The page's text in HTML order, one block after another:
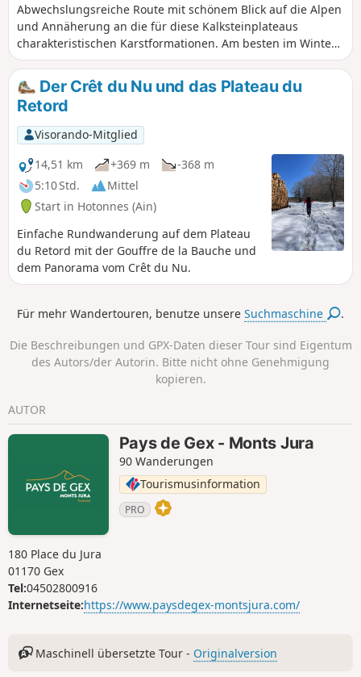
Abwechslungsreiche Route mit schönem Blick auf die Alpen
und Annäherung an die für diese Kalksteinplateaus
charakteristischen Karstformationen. Am besten im Winter
zu begehen, wenn die Stacheldrahtzäune entfernt sind. Bei
ausreichender Schneelage kann die Strecke problemlos mit
Schneeschuhen zurückgelegt werden.
Der Crêt du Nu und das Plateau du
Retord
Visorando-Mitglied
14,51 km
+369 m
-368 m
5:10 Std.
Mittel
Start in Hotonnes (Ain)
Einfache Rundwanderung auf dem Plateau
du Retord mit der Gouffre de la Bauche und
dem Panorama vom Crêt du Nu.
Für mehr Wandertouren, benutze unsereSuchmaschine .
Die Beschreibungen und GPX-Daten dieser Tour sind Eigentum
des Autors/der Autorin. Bitte nicht ohne Genehmigung
kopieren.
AUTOR
Pays de Gex - Monts Jura
90 Wanderungen
Tourismusinformation
PRO
180 Place du Jura
01170 Gex
Tel:04502800916
Internetseite:https://www.paysdegex-montsjura.com/
Maschinell übersetzte Tour - Originalversion